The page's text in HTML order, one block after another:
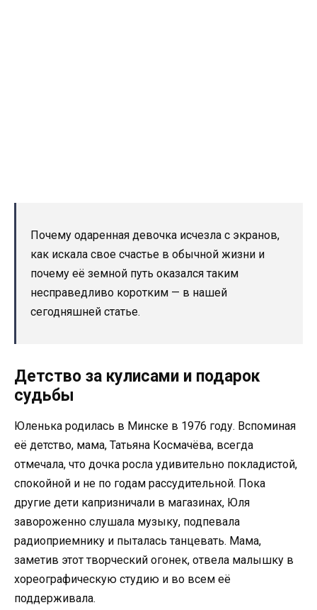
Почему одаренная девочка исчезла с экранов,
как искала свое счастье в обычной жизни и
почему её земной путь оказался таким
несправедливо коротким — в нашей
сегодняшней статье.
Детство за кулисами и подарок
судьбы
Юленька родилась в Минске в 1976 году. Вспоминая
её детство, мама, Татьяна Космачёва, всегда
отмечала, что дочка росла удивительно покладистой,
спокойной и не по годам рассудительной. Пока
другие дети капризничали в магазинах, Юля
завороженно слушала музыку, подпевала
радиоприемнику и пыталась танцевать. Мама,
заметив этот творческий огонек, отвела малышку в
хореографическую студию и во всем её
поддерживала.